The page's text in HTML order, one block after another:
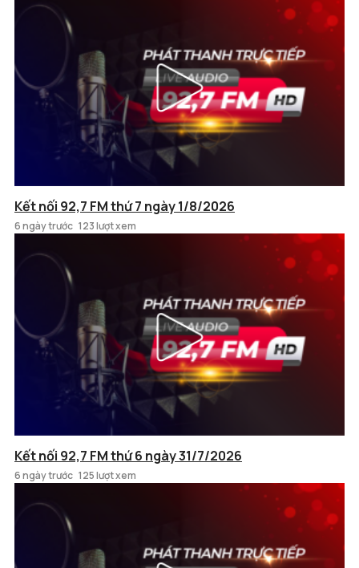
Kết nối 92,7 FM thứ 7 ngày 1/8/2026
6 ngày trước 123 lượt xem
Kết nối 92,7 FM thứ 6 ngày 31/7/2026
6 ngày trước 125 lượt xem